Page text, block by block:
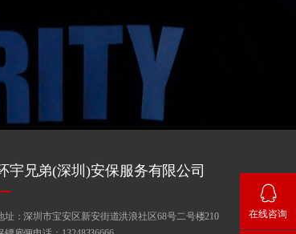
宇兄弟(深圳)安保服务有限公司
址：深圳市宝安区新安街道洪浪社区68号二号楼210
在线咨询